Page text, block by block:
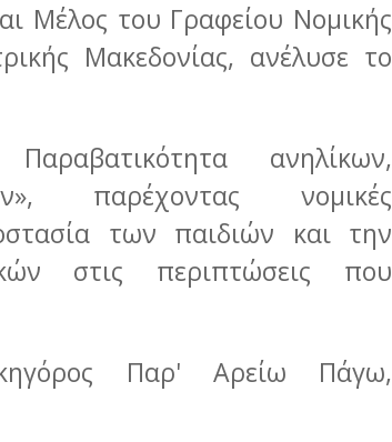
Μέλος του Γραφείου Νομικής
Μακεδονίας, ανέλυσε το
ανηλίκων,
παρέχοντας νομικές
των παιδιών και την
στις περιπτώσεις που
Παρ' Αρείω Πάγω,